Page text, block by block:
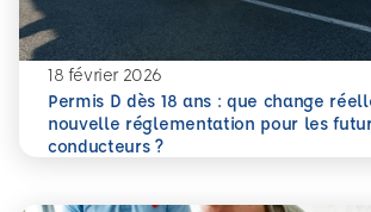
18 février 2026
Permis D dès 18 ans : que change
nouvelle réglementation pour les
conducteurs ?
En savoir plus
Permis D dès 18 ans : que change